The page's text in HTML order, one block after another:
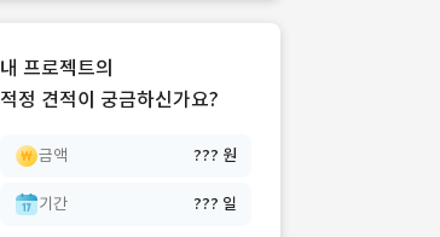
내 프로젝트의
적정 견적이 궁금하신가요?
금액 ??? 원
기간 ??? 일